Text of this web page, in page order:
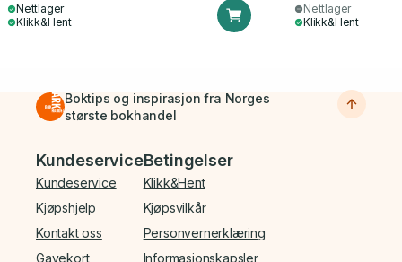
Nettlager
Klikk&Hent
Nettlager
Klikk&Hent
Boktips og inspirasjon fra Norges
største bokhandel
Bunnmeny
Kundeservice
Kundeservice
Kjøpshjelp
Kontakt oss
Gavekort
Betingelser
Klikk&Hent
Kjøpsvilkår
Personvernerklæring
Informasjonskapsler